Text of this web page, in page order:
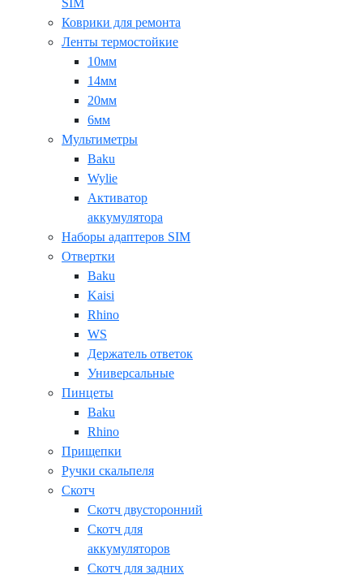
SIM
Коврики для ремонта
Ленты термостойкие
10мм
14мм
20мм
6мм
Мультиметры
Baku
Wylie
Активатор
аккумулятора
Наборы адаптеров SIM
Отвертки
Baku
Kaisi
Rhino
WS
Держатель ответок
Универсальные
Пинцеты
Baku
Rhino
Прищепки
Ручки скальпеля
Скотч
Скотч двусторонний
Скотч для
аккумуляторов
Скотч для задних